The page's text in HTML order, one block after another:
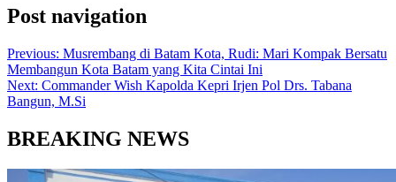
Post navigation
Previous: Musrembang di Batam Kota, Rudi: Mari Kompak Bersatu
Membangun Kota Batam yang Kita Cintai Ini
Next: Commander Wish Kapolda Kepri Irjen Pol Drs. Tabana
Bangun, M.Si
BREAKING NEWS